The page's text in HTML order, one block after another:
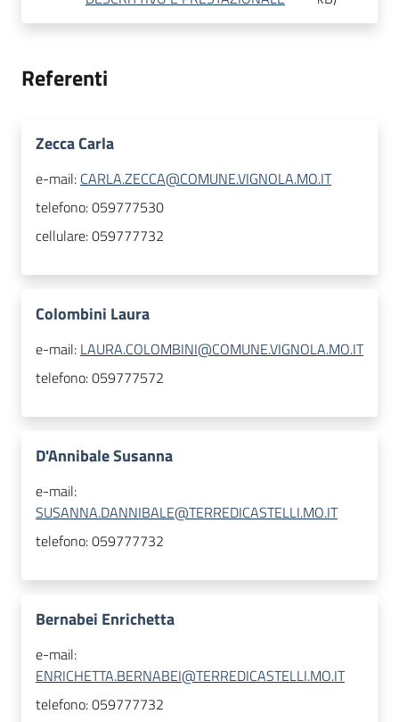
Referenti
Zecca Carla
e-mail: CARLA.ZECCA@COMUNE.VIGNOLA.MO.IT
telefono:059777530
cellulare:059777732
Colombini Laura
e-mail: LAURA.COLOMBINI@COMUNE.VIGNOLA.MO.IT
telefono:059777572
D'Annibale Susanna
e-mail:
SUSANNA.DANNIBALE@TERREDICASTELLI.MO.IT
telefono:059777732
Bernabei Enrichetta
e-mail:
ENRICHETTA.BERNABEI@TERREDICASTELLI.MO.IT
telefono:059777732